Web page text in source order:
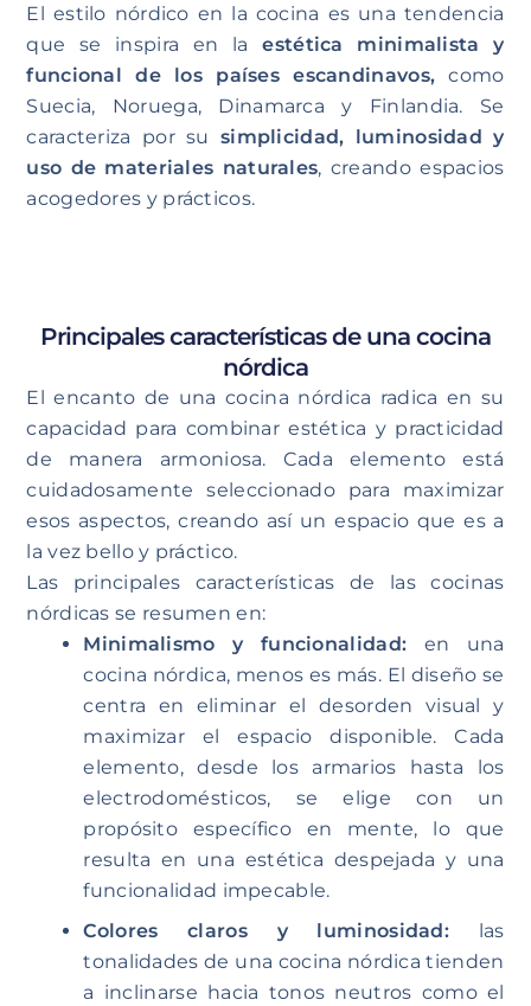
El estilo nórdico en la cocina es una tendencia
que se inspira en laestética minimalista y
funcional de los países escandinavos, como
Suecia, Noruega, Dinamarca y Finlandia. Se
caracteriza por su simplicidad, luminosidad y
uso de materiales naturales, creando espacios
acogedores y prácticos.
Principales características de una cocina
nórdica
El encanto de una cocina nórdica radica en su
capacidad para combinar estética y practicidad
de manera armoniosa. Cada elemento está
cuidadosamente seleccionado para maximizar
esos aspectos, creando así un espacio que es a
la vez bello y práctico.
Las principales características de las cocinas
nórdicas se resumen en:
Minimalismo y funcionalidad: en una
cocina nórdica, menos es más. El diseño se
centra en eliminar el desorden visual y
maximizar el espacio disponible. Cada
elemento, desde los armarios hasta los
electrodomésticos, se elige con un
propósito específico en mente, lo que
resulta en una estética despejada y una
funcionalidad impecable.
Colores claros y luminosidad: las
tonalidades de una cocina nórdica tienden
a inclinarse hacia tonos neutros como el